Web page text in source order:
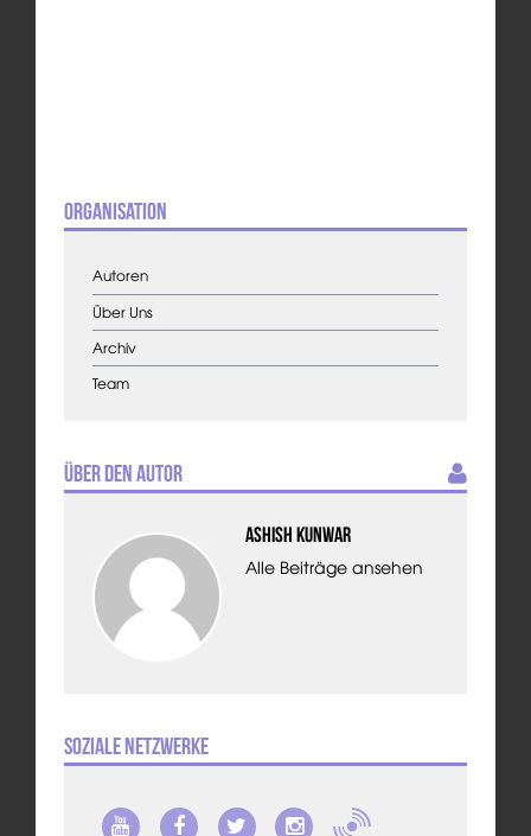
Organisation
Autoren
Über Uns
Archiv
Team
Über den Autor
Ashish Kunwar
Alle Beiträge ansehen
Soziale Netzwerke